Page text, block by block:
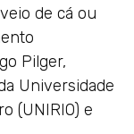
de cá ou
Pilger,
Universidade
(UNIRIO) e